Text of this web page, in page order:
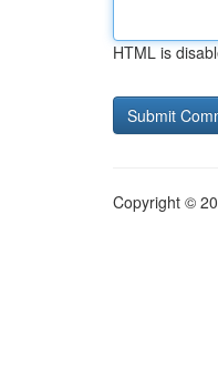
HTML is
Copyright ©